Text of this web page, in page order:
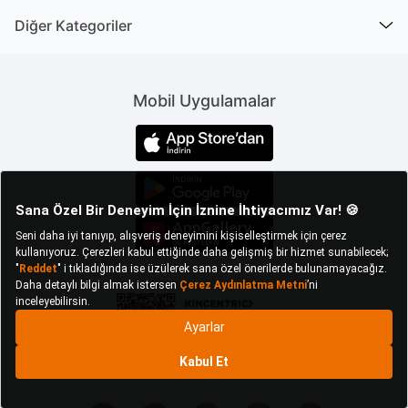
hacimlerde çamaşır sepetleri bulunur. Çamaşır sepeti
bölgeye uygun bir hacim seçilmelidir. Örneğin banyo
çamaşır sepeti için banyoda ayıracağınız kısım
tuvalet, duşakabin ve lavabo kullanımını
engellemeyecek şekilde yerleştirilmelidir.
Ergonomik Özellikleriyle Avantaj
Sağlayan Çamaşır Sepeti
Modelleri
Çamaşır sepeti seçimi, günlük olarak kullanılan ve
kişiden kişiye göre farklılık gösteren ihtiyaçlara hitap
etmeyi amaçlayan bir ürün söz konusu olduğu için
farklı beklentiler göz önünde bulundurularak en
Diğer Kategoriler
Mobil Uygulamalar